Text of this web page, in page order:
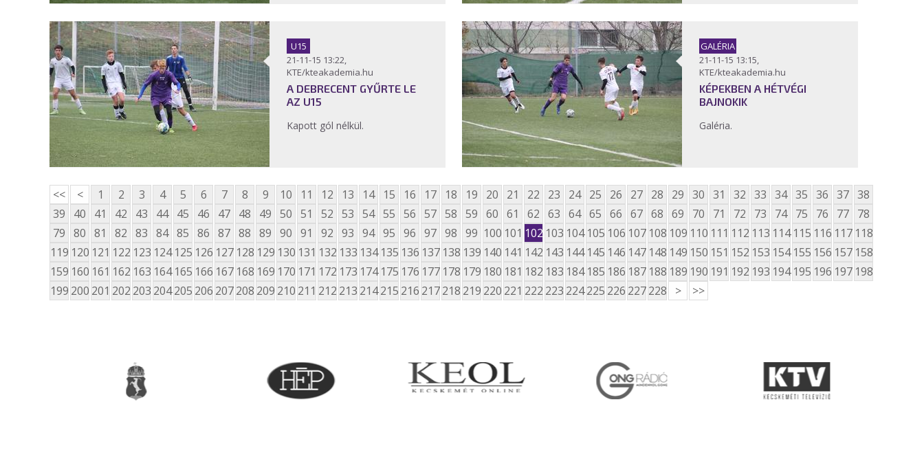
U15
21-11-15 13:22,
KTE/kteakademia.hu
A DEBRECENT GYŰRTE LE
AZ U15
Kapott gól nélkül.
GALÉRIA
21-11-15 13:15,
KTE/kteakademia.hu
KÉPEKBEN A HÉTVÉGI
BAJNOKIK
Galéria.
<< < 1 2 3 4 5 6 7 8 9 10 11 12 13 14 15 16 17 18 19 20 21 22 23 24 25 26 27 28 29 30 31 32 33 34 35 36 37 38
39
40 41 42 43 44 45 46 47 48 49 50 51 52 53 54 55 56 57 58 59 60 61 62 63 64 65 66 67 68 69 70 71 72 73 74 75 76 77 78
79 80 81 82 83 84 85 86 87 88 89 90 91 92 93 94 95 96 97 98 99 100 101 102 103 104 105 106 107 108 109 110 111 112 113 114 115 116 117 118
119 120 121 122 123 124 125 126 127 128 129 130 131 132 133 134 135 136 137 138 139 140 141 142 143 144 145 146 147 148 149 150 151 152 153 154 155 156 157 158
159 160 161 162 163 164 165 166 167 168 169 170 171 172 173 174 175 176 177 178 179 180 181 182 183 184 185 186 187 188 189 190 191 192 193 194 195 196 197 198
199 200 201 202 203 204205 206 207208 209 210 211 212 213 214215 216 217218 219 220 221 222 223 224225 226 227228 > >>